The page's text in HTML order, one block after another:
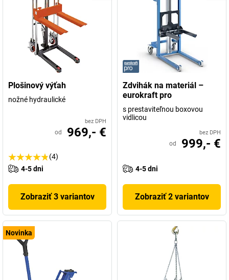
Plošinový výťah
nožné hydraulické
bez DPH
od 969,- €
(4)
4-5 dni
Zobraziť 3 variantov
Zdvihák na materiál –
eurokraft pro
s prestaviteľnou boxovou
vidlicou
bez DPH
od 999,- €
4-5 dni
Zobraziť 2 variantov
Novinka